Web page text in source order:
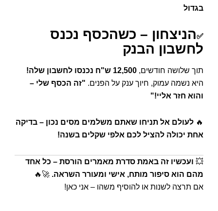
בגדול
✅הניצחון – כשהכסף נכנס
לחשבון הבנק
תוך שלושה חודשים, 12,500 ש"ח נכנסו לחשבון שלה!
היא נשמה עמוק, חיוך ענק על הפנים. "זה הכסף שלי –
והוא חזר אליי!"
🔥 לעולם אל תניחו שאתם משלמים מסים נכון – בדיקה
אחת יכולה להציל לכם אלפי שקלים בשנה!
💥 ועכשיו זה באמת סדרת מאמרים הורסת – כל אחד
מהם הוא סיפור מותח, אישי ומעורר השראה. 🚀🔥
אם תרצה לשנות או להוסיף משהו – אני כאן!